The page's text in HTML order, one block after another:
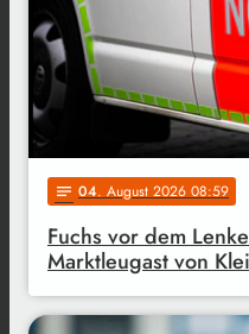
notes 04. August 2026 08:59
Fuchs vor dem
Marktleugast von